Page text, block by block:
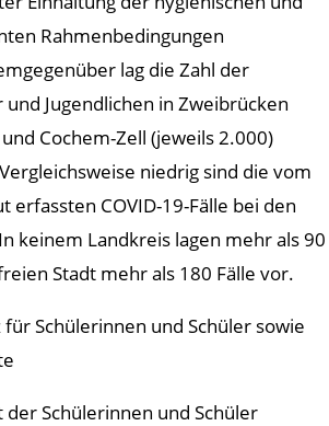
Rahmenbedingungen
lag die Zahl der
Jugendlichen in Zweibrücken
Cochem-Zell (jeweils 2.000)
niedrig sind die vom
erfassten COVID-19-Fälle bei den
keinem Landkreis lagen mehr als 90
Stadt mehr als 180 Fälle vor.
Schülerinnen und Schüler sowie
Schülerinnen und Schüler